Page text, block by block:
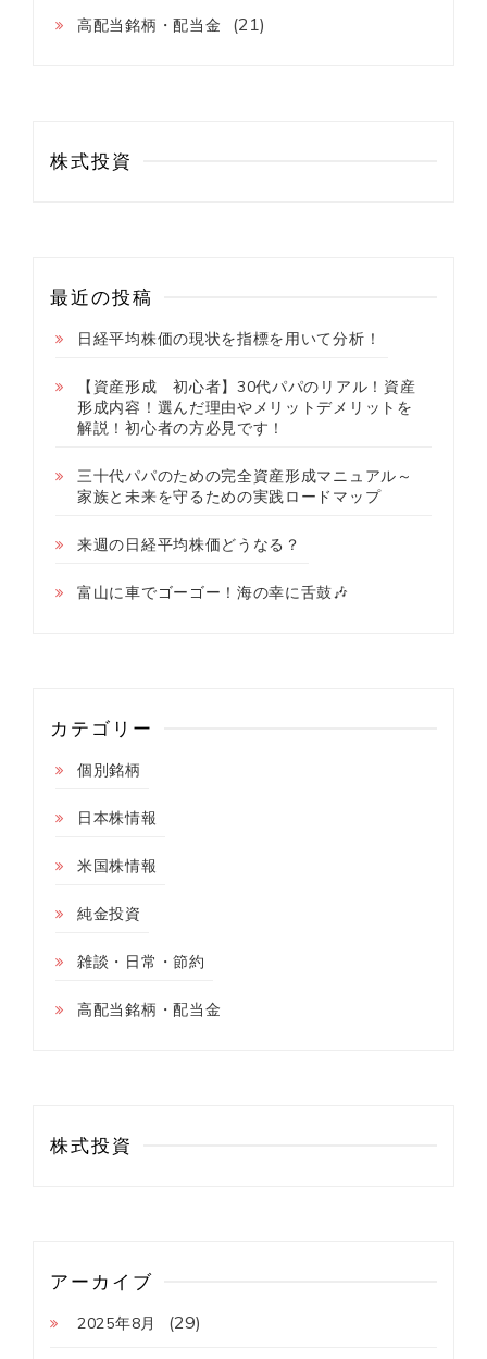
高配当銘柄・配当金 (21)
株式投資
最近の投稿
日経平均株価の現状を指標を用いて分析！
【資産形成 初心者】30代パパのリアル！資産
形成内容！選んだ理由やメリットデメリットを
解説！初心者の方必見です！
三十代パパのための完全資産形成マニュアル～
家族と未来を守るための実践ロードマップ
来週の日経平均株価どうなる？
富山に車でゴーゴー！海の幸に舌鼓🎶
カテゴリー
個別銘柄
日本株情報
米国株情報
純金投資
雑談・日常・節約
高配当銘柄・配当金
株式投資
アーカイブ
2025年8月 (29)